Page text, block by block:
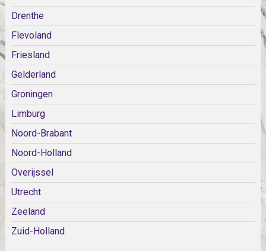
Drenthe
Flevoland
Friesland
Gelderland
Groningen
Limburg
Noord-Brabant
Noord-Holland
Overijssel
Utrecht
Zeeland
Zuid-Holland